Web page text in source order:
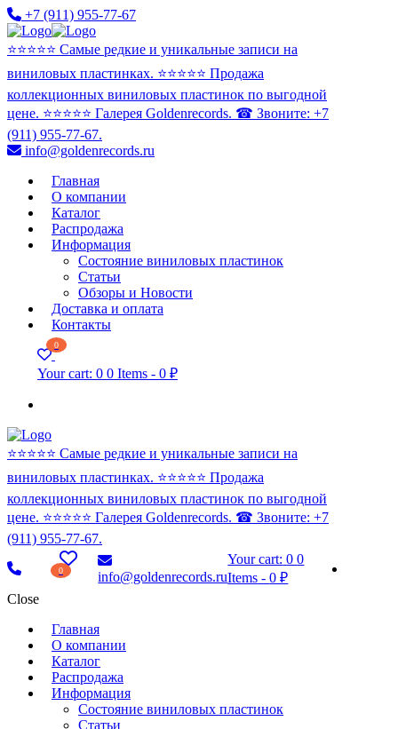
+7 (911) 955-77-67
⭐️⭐️⭐️⭐️⭐️ Самые редкие и уникальные записи на
виниловых пластинках. ⭐️⭐️⭐️⭐️⭐️ Продажа
коллекционных виниловых пластинок по выгодной
цене. ⭐️⭐️⭐️⭐️⭐️ Галерея Goldenrecords. ☎ Звоните: +7
(911) 955-77-67.
info@goldenrecords.ru
Главная
О компании
Каталог
Распродажа
Информация
Состояние виниловых пластинок
Статьи
Обзоры и Новости
Доставка и оплата
Контакты
0
Your cart: 0 0 Items - 0 ₽
⭐️⭐️⭐️⭐️⭐️ Самые редкие и уникальные записи на
виниловых пластинках. ⭐️⭐️⭐️⭐️⭐️ Продажа
коллекционных виниловых пластинок по выгодной
цене. ⭐️⭐️⭐️⭐️⭐️ Галерея Goldenrecords. ☎ Звоните: +7
(911) 955-77-67.
0 info@goldenrecords.ru
Your cart: 00
Items -0 ₽
Close
Главная
О компании
Каталог
Распродажа
Информация
Состояние виниловых пластинок
Статьи